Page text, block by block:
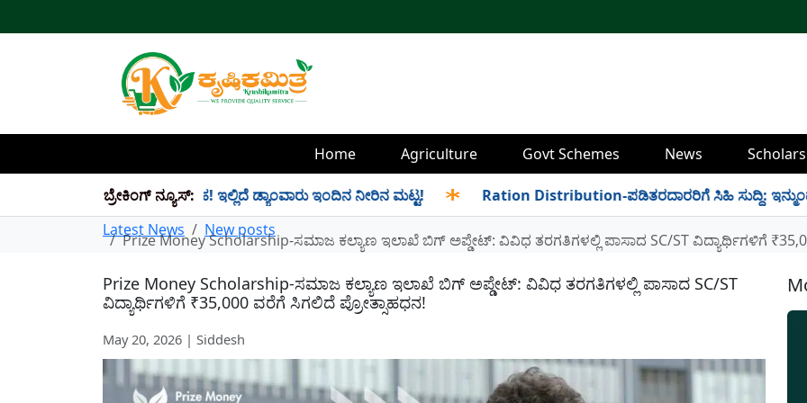
Home Agriculture Govt Schemes News
ಬ್ರೇಕಿಂಗ್ ನ್ಯೂಸ್:
34 TMC ನೀರು ಸಂಗ್ರಹ! ಇಲ್ಲಿದೆ ಡ್ಯಾಂವಾರು ಇಂದಿನ ನೀರಿನ ಮಟ್ಟ! ✱ Ration Distribution-ಪಡಿತರದಾರರಿಗೆ ಸಿಹಿ ಸುದ್ದಿ: ಇನ್ಮುಂದೆ
Latest News
New posts
Prize Money Scholarship-ಸಮಾಜ ಕಲ್ಯಾಣ ಇಲಾಖೆ ಬಿಗ್ ಅಪ್ಡೇಟ್: ವಿವಿಧ ತರಗತಿಗಳಲ್ಲಿ ಪಾಸಾದ SC/ST ವಿದ್ಯಾರ್ಥಿಗಳಿಗೆ
Prize Money Scholarship-ಸಮಾಜ ಕಲ್ಯಾಣ ಇಲಾಖೆ ಬಿಗ್ ಅಪ್ಡೇಟ್: ವಿವಿಧ ತರಗತಿಗಳಲ್ಲಿ ಪಾಸಾದ SC/ST
ವಿದ್ಯಾರ್ಥಿಗಳಿಗೆ ₹35,000 ವರೆಗೆ ಸಿಗಲಿದೆ ಪ್ರೋತ್ಸಾಹಧನ!
May 20, 2026 | Siddesh